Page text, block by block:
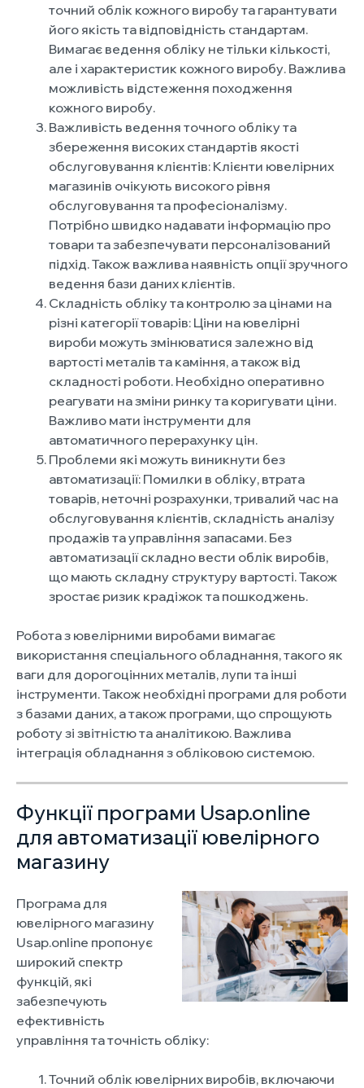
точний облік кожного виробу та гарантувати
його якість та відповідність стандартам.
Вимагає ведення обліку не тільки кількості,
але і характеристик кожного виробу. Важлива
можливість відстеження походження
кожного виробу.
Важливість ведення точного обліку та
збереження високих стандартів якості
обслуговування клієнтів: Клієнти ювелірних
магазинів очікують високого рівня
обслуговування та професіоналізму.
Потрібно швидко надавати інформацію про
товари та забезпечувати персоналізований
підхід. Також важлива наявність опції зручного
ведення бази даних клієнтів.
Складність обліку та контролю за цінами на
різні категорії товарів: Ціни на ювелірні
вироби можуть змінюватися залежно від
вартості металів та каміння, а також від
складності роботи. Необхідно оперативно
реагувати на зміни ринку та коригувати ціни.
Важливо мати інструменти для
автоматичного перерахунку цін.
Проблеми які можуть виникнути без
автоматизації: Помилки в обліку, втрата
товарів, неточні розрахунки, тривалий час на
обслуговування клієнтів, складність аналізу
продажів та управління запасами. Без
автоматизації складно вести облік виробів,
що мають складну структуру вартості. Також
зростає ризик крадіжок та пошкоджень.
Робота з ювелірними виробами вимагає
використання спеціального обладнання, такого як
ваги для дорогоцінних металів, лупи та інші
інструменти. Також необхідні програми для роботи
з базами даних, а також програми, що спрощують
роботу зі звітністю та аналітикою. Важлива
інтеграція обладнання з обліковою системою.
Функції програми Usap.online
для автоматизації ювелірного
магазину
Програма для
ювелірного магазину
Usap.online пропонує
широкий спектр
функцій, які
забезпечують
ефективність
управління та точність обліку:
Точний облік ювелірних виробів, включаючи